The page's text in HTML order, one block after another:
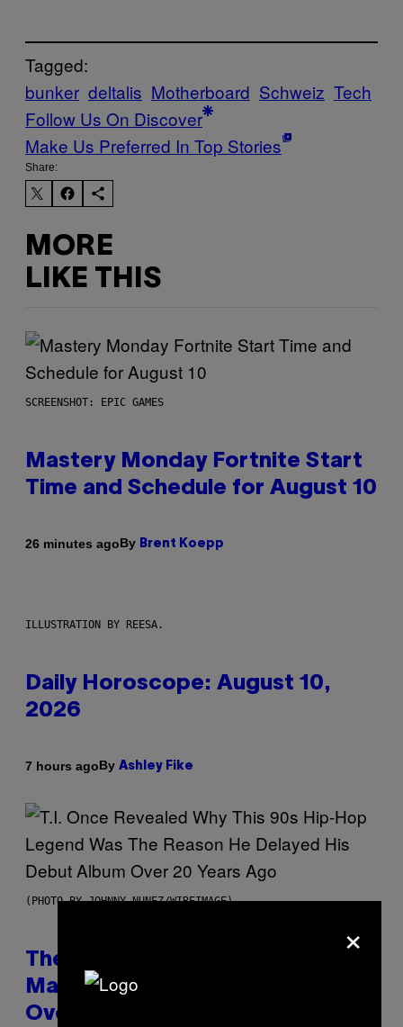
Tagged:
bunker deltalis Motherboard Schweiz Tech
Follow Us On Discover
Make Us Preferred In Top Stories
Share:
MORE
LIKE THIS
SCREENSHOT: EPIC GAMES
Mastery Monday Fortnite Start
Time and Schedule for August 10
26 minutes agoBy Brent Koepp
ILLUSTRATION BY REESA.
Daily Horoscope: August 10,
2026
7 hours agoBy Ashley Fike
(PHOTO BY JOHNNY NUNEZ/WIREIMAGE)
The 90s Hip-Hop Legend Who
Made T.I. Delay His Debut Album
Over 20 Years Ago: ‘I Definitely
×